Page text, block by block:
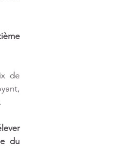
de
du